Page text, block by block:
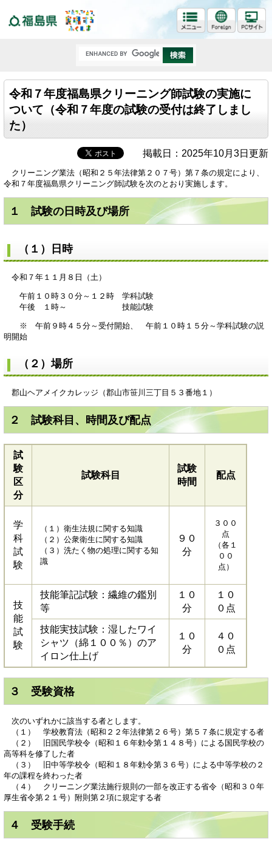
令和７年度福島県クリーニング師試験の実施に
ついて（令和７年度の試験の受付は終了しまし
た）
掲載日：2025年10月3日更新
クリーニング業法（昭和２５年法律第２０７号）第７条の規定により、
令和７年度福島県クリーニング師試験を次のとおり実施します。
１ 試験の日時及び場所
（１）日時
令和７年１１月８日（土）
午前１０時３０分～１２時 学科試験
午後 １時～ 技能試験
※ 午前９時４５分～受付開始、 午前１０時１５分～学科試験の説
明開始
（２）場所
郡山ヘアメイクカレッジ（郡山市笹川三丁目５３番地１）
２ 試験科目、時間及び配点
試
験
区
分
試験科目
試験
時間
配点
学
科
試
験
（１）衛生法規に関する知識
（２）公衆衛生に関する知識
（３）洗たく物の処理に関する知
識
９０
分
３００
点
（各１
００
点）
技
能
試
験
技能筆記試験：繊維の鑑別
等
１０
分
１０
０点
技能実技試験：湿したワイ
シャツ（綿１００％）のア
イロン仕上げ
１０
分
４０
０点
３ 受験資格
次のいずれかに該当する者とします。
（１） 学校教育法（昭和２２年法律第２６号）第５７条に規定する者
（２） 旧国民学校令（昭和１６年勅令第１４８号）による国民学校の
高等科を修了した者
（３） 旧中等学校令（昭和１８年勅令第３６号）による中等学校の２
年の課程を終わった者
（４） クリーニング業法施行規則の一部を改正する省令（昭和３０年
厚生省令第２１号）附則第２項に規定する者
４ 受験手続